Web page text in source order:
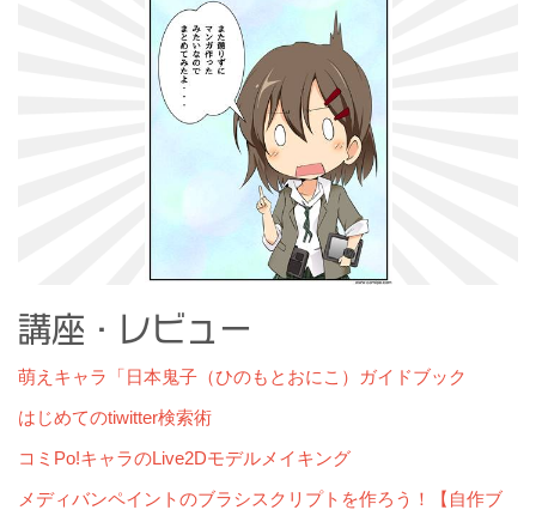
講座・レビュー
萌えキャラ「日本鬼子（ひのもとおにこ）ガイドブック
はじめてのtiwitter検索術
コミPo!キャラのLive2Dモデルメイキング
メディバンペイントのブラシスクリプトを作ろう！【自作ブ